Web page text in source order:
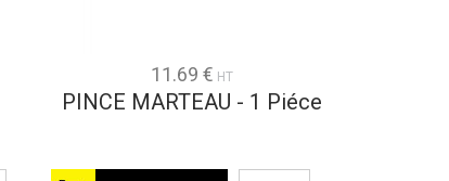
11.69 € HT
PINCE MARTEAU - 1 Piéce